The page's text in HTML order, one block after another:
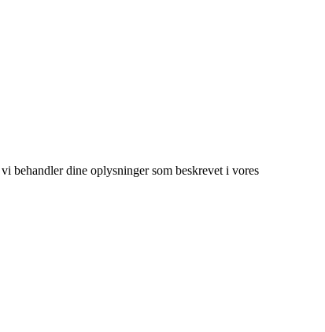
behandler dine oplysninger som beskrevet i vores